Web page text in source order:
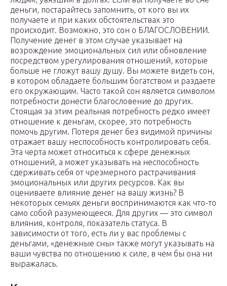
деньги, постарайтесь запомнить, от кого вы их
получаете и при каких обстоятельствах это
происходит. Возможно, это сон о БЛАГОСЛОВЕНИИ.
Получение денег в этом случае указывает на
возрождение эмоциональных сил или обновление
посредством урегулирования отношений, которые
больше не гложут вашу душу. Вы можете видеть сон,
в котором обладаете большим богатством и раздаете
его окружающим. Часто такой сон является символом
потребности донести благословение до других.
Стоящая за этим реальная потребность редко имеет
отношение к деньгам, скорее, это потребность
помочь другим. Потеря денег без видимой причины
отражает вашу неспособность контролировать себя.
Эта черта может относиться к сфере денежных
отношений, а может указывать на неспособность
сдерживать себя от чрезмерного растрачивания
эмоциональных или других ресурсов. Как вы
оцениваете влияние денег на вашу жизнь? В
некоторых семьях деньги воспринимаются как что-то
само собой разумеющееся. Для других — это символ
влияния, контроля, показатель статуса. В
зависимости от того, есть ли у вас проблемы с
деньгами, «денежные сны» также могут указывать на
ваши чувства по отношению к силе, в чем бы она ни
выражалась.